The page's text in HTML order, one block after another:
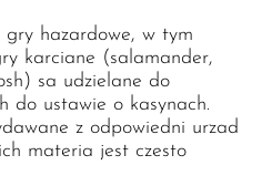
hazardowe, w tym
karciane (salamander,
sa udzielane do
do ustawie o kasynach.
z odpowiedni urzad
materia jest czesto